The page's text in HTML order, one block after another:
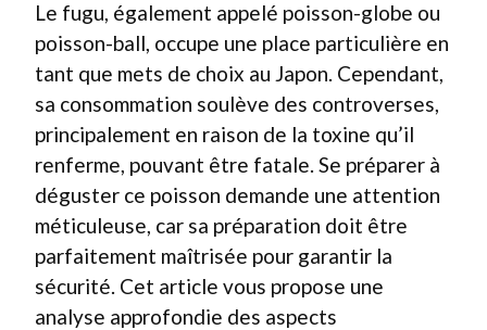
Le fugu, également appelé poisson-globe ou
poisson-ball, occupe une place particulière en
tant que mets de choix au Japon. Cependant,
sa consommation soulève des controverses,
principalement en raison de la toxine qu’il
renferme, pouvant être fatale. Se préparer à
déguster ce poisson demande une attention
méticuleuse, car sa préparation doit être
parfaitement maîtrisée pour garantir la
sécurité. Cet article vous propose une
analyse approfondie des aspects